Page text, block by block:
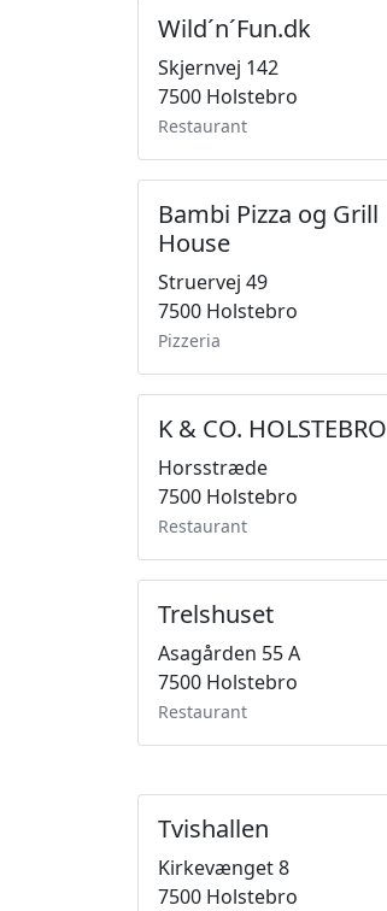
Wild´n´Fun.dk
Skjernvej 142
7500 Holstebro
Restaurant
Bambi Pizza og Grill
House
Struervej 49
7500 Holstebro
Pizzeria
K & CO. HOLSTEBRO
Horsstræde
7500 Holstebro
Restaurant
Trelshuset
Asagården 55 A
7500 Holstebro
Restaurant
Tvishallen
Kirkevænget 8
7500 Holstebro